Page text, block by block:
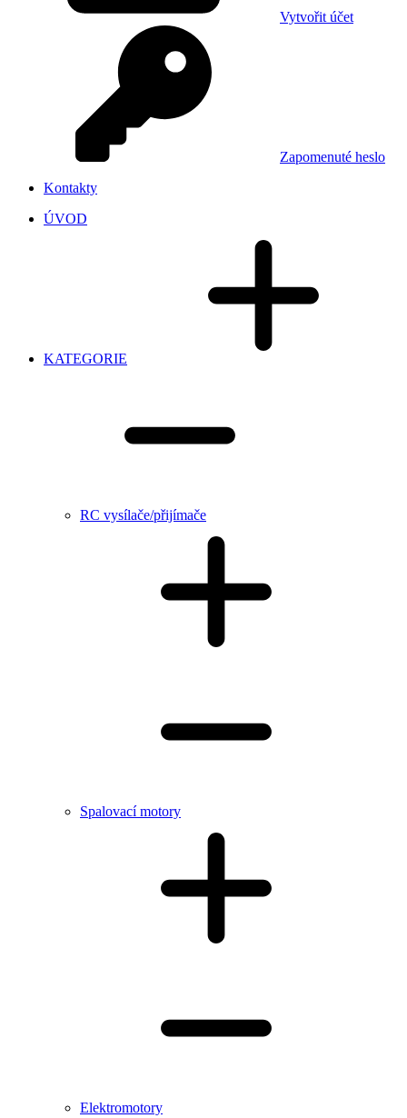
Vytvořit účet
Zapomenuté heslo
Kontakty
ÚVOD
KATEGORIE
RC vysílače/přijímače
Spalovací motory
Elektromotory